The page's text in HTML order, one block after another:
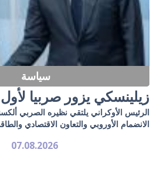
سياسة
زيلينسكي يزور صربيا
الرئيس الأوكراني يلتقي نظيره الصربي
الانضمام الأوروبي والتعاون الاقتصادي
07.08.2026